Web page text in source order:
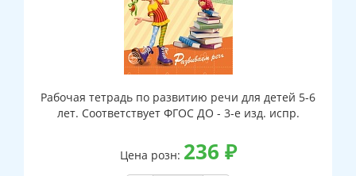
Рабочая тетрадь по развитию речи для детей 5-6
лет. Соответствует ФГОС ДО - 3-е изд. испр.
Цена розн: 236 ₽